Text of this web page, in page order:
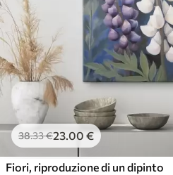
38.33€23.00 €
Fiori, riproduzione di un dipinto